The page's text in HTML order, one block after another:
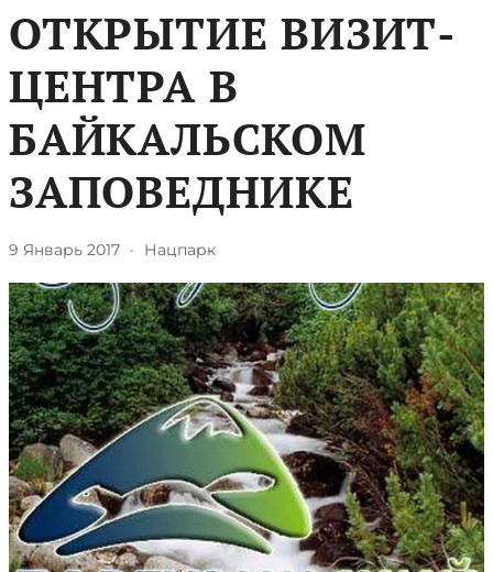
ОТКРЫТИЕ ВИЗИТ-
ЦЕНТРА В
БАЙКАЛЬСКОМ
ЗАПОВЕДНИКЕ
9 Январь 2017 · Нацпарк